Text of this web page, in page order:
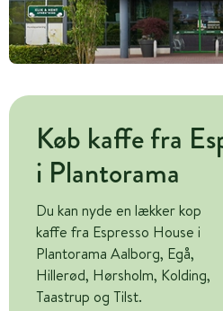
Køb kaffe fra
i Plantorama
Du kan nyde en lækker kop
kaffe fra Espresso House i
Plantorama Aalborg, Egå,
Hillerød, Hørsholm, Kolding,
Taastrup og Tilst.